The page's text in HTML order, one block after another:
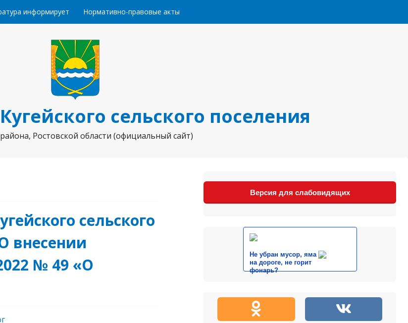
информирует Нормативно-правовые акты
сельского поселения
Ростовской области (официальный сайт)
сельского
внесении
№ 49 «О
Версия для слабовидящих
Не убран мусор, яма
на дороге, не горит
фонарь?